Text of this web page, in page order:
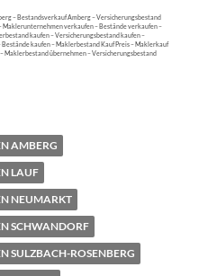
– Bestandsverkauf Amberg – Versicherungsbestand
verkaufen – Bestände verkaufen –
kaufen – Versicherungsbestand kaufen –
kaufen – Maklerbestand Kauf Preis – Maklerkauf
Maklerbestand übernehmen – Versicherungsbestand
AMBERG
LAUF
NEUMARKT
SCHWANDORF
SULZBACH-ROSENBERG